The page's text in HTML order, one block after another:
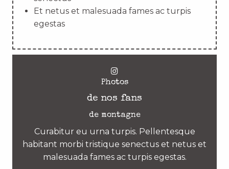
Et netus et malesuada fames ac turpis
egestas
Photos
de nos fans
de montagne
Curabitur eu urna turpis. Pellentesque
habitant morbi tristique senectus et netus et
malesuada fames ac turpis egestas.